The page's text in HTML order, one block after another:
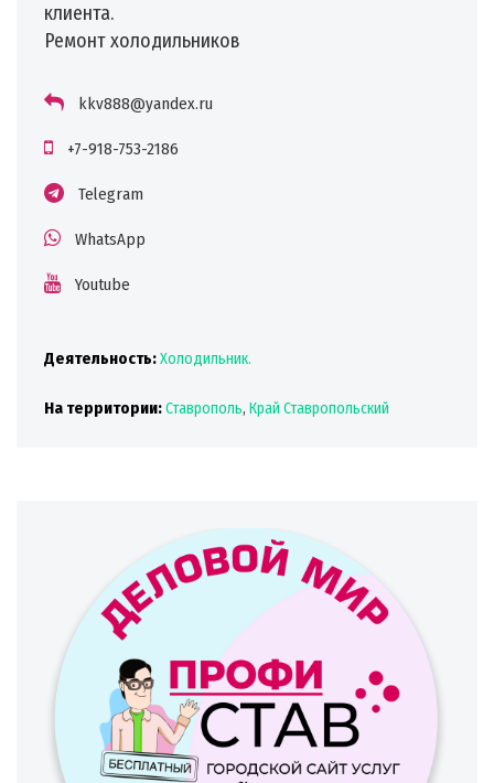
клиента.
Ремонт холодильников
kkv888@yandex.ru
+7-918-753-2186
Telegram
WhatsApp
Youtube
Деятельность:Холодильник.
На территории:Ставрополь, Край Ставропольский